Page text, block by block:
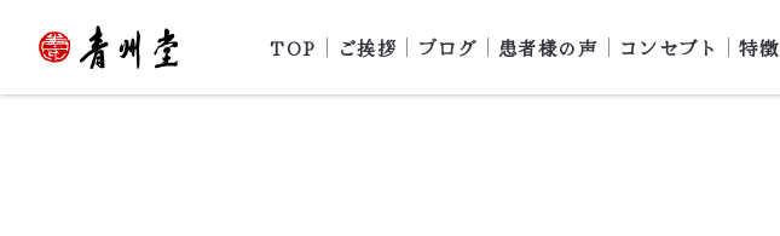
TOP ご挨拶 ブログ 患者様の声 コンセプト 特徴